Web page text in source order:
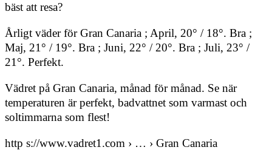
bäst att resa?
Årligt väder för Gran Canaria ; April, 20° / 18°. Bra ;
Maj, 21° / 19°. Bra ; Juni, 22° / 20°. Bra ; Juli, 23° /
21°. Perfekt.
Vädret på Gran Canaria, månad för månad. Se när
temperaturen är perfekt, badvattnet som varmast och
soltimmarna som flest!
http s://www.vadret1.com › … › Gran Canaria